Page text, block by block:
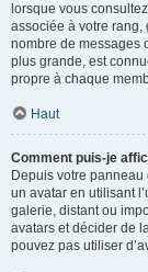
lorsque vous
associée à votre
nombre de messages
plus grande, est
propre à chaque
Haut
Comment puis-je
Depuis votre panneau
un avatar en utilisant
galerie, distant ou
avatars et décider de
pouvez pas utiliser